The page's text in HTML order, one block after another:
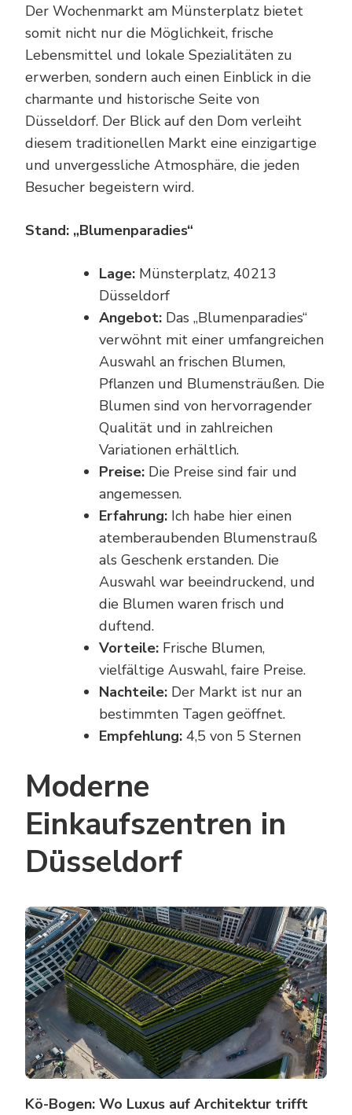
Der Wochenmarkt am Münsterplatz bietet
somit nicht nur die Möglichkeit, frische
Lebensmittel und lokale Spezialitäten zu
erwerben, sondern auch einen Einblick in die
charmante und historische Seite von
Düsseldorf. Der Blick auf den Dom verleiht
diesem traditionellen Markt eine einzigartige
und unvergessliche Atmosphäre, die jeden
Besucher begeistern wird.
Stand: „Blumenparadies“
Lage: Münsterplatz, 40213
Düsseldorf
Angebot: Das „Blumenparadies“
verwöhnt mit einer umfangreichen
Auswahl an frischen Blumen,
Pflanzen und Blumensträußen. Die
Blumen sind von hervorragender
Qualität und in zahlreichen
Variationen erhältlich.
Preise: Die Preise sind fair und
angemessen.
Erfahrung: Ich habe hier einen
atemberaubenden Blumenstrauß
als Geschenk erstanden. Die
Auswahl war beeindruckend, und
die Blumen waren frisch und
duftend.
Vorteile: Frische Blumen,
vielfältige Auswahl, faire Preise.
Nachteile: Der Markt ist nur an
bestimmten Tagen geöffnet.
Empfehlung: 4,5 von 5 Sternen
Moderne
Einkaufszentren in
Düsseldorf
Kö-Bogen: Wo Luxus auf Architektur trifft